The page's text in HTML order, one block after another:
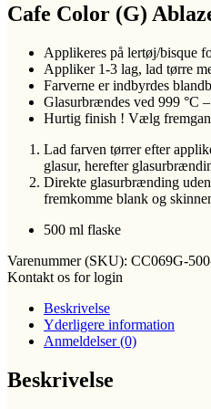
Cafe Color (G)
Applikeres på lertøj/bisque
Appliker 1-3 lag, lad tørre
Farverne er indbyrdes
Glasurbrændes ved 999 °C
Hurtig finish ! Vælg
Lad farven tørrer efter
glasur, herefter
Direkte glasurbrænding
fremkomme blank og
500 ml flaske
Varenummer (SKU): CC069G-
Kontakt os for login
Beskrivelse
Yderligere information
Anmeldelser (0)
Beskrivelse